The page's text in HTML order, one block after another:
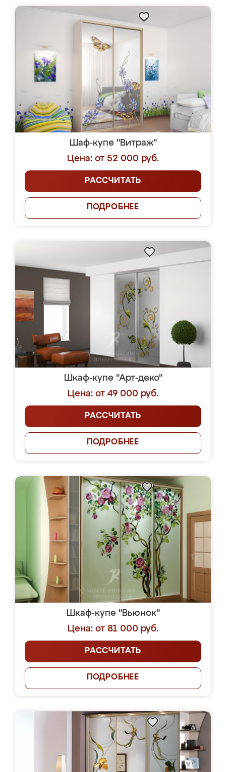
Шаф-купе "Витраж"
Цена: от 52 000 руб.
РАССЧИТАТЬ
ПОДРОБНЕЕ
Шкаф-купе "Арт-деко"
Цена: от 49 000 руб.
РАССЧИТАТЬ
ПОДРОБНЕЕ
Шкаф-купе "Вьюнок"
Цена: от 81 000 руб.
РАССЧИТАТЬ
ПОДРОБНЕЕ